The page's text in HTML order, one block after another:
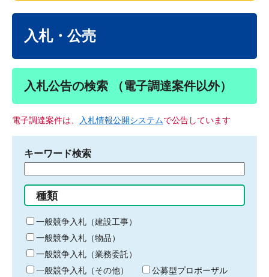
入札・公売
入札公告の検索 （電子調達案件以外）
電子調達案件は、 入札情報公開システムで公告しています
キーワード検索
る
キ
ー
ワ
ー
ド
種類
一般競争入札（建設工事）
一般競争入札（物品）
一般競争入札（業務委託）
一般競争入札（その他）
公募型プロポーザル